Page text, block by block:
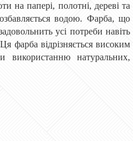
на папері, полотні, дереві та
водою. Фарба, що
усі потреби навіть
фарба відрізняється високим
використанню натуральних,